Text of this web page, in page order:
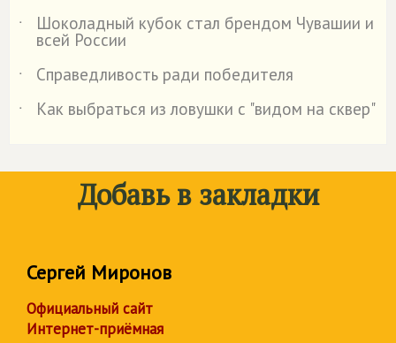
˙
Шоколадный кубок стал брендом Чувашии и
всей России
˙
Справедливость ради победителя
˙
Как выбраться из ловушки с "видом на сквер"
Добавь в закладки
Сергей Миронов
Официальный сайт
Интернет-приёмная